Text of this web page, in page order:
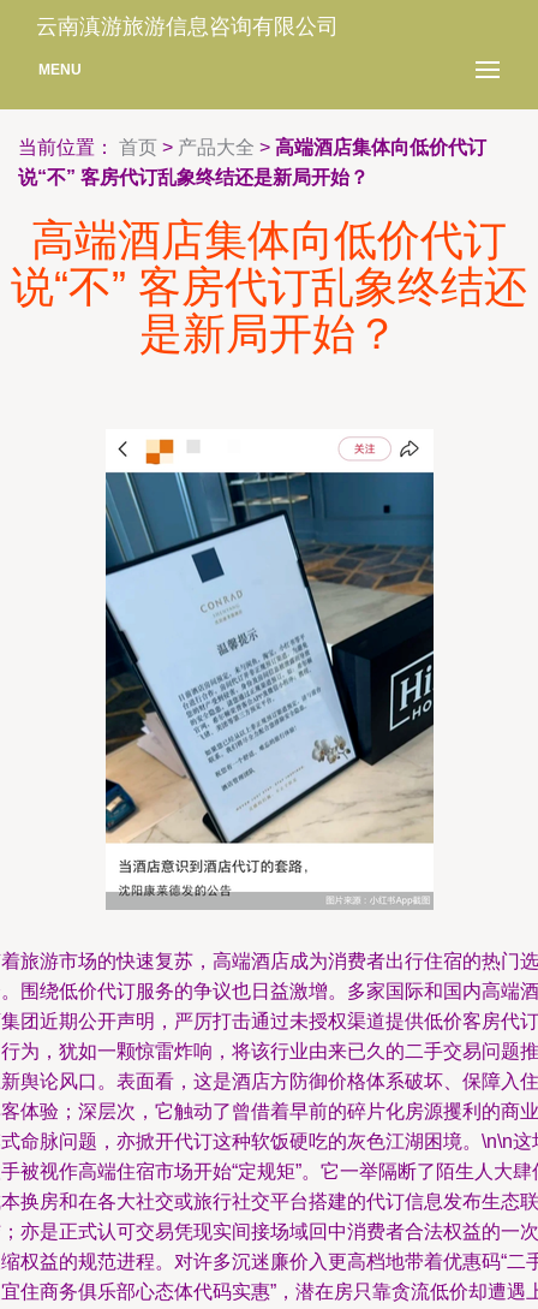
云南滇游旅游信息咨询有限公司
MENU
当前位置： 首页 > 产品大全 > 高端酒店集体向低价代订
说“不” 客房代订乱象终结还是新局开始？
高端酒店集体向低价代订
说“不” 客房代订乱象终结还
是新局开始？
旅游市场的快速复苏，高端酒店成为消费者出行住宿的热门选
围绕低价代订服务的争议也日益激增。多家国际和国内高端酒
团近期公开声明，严厉打击通过未授权渠道提供低价客房代订
为，犹如一颗惊雷炸响，将该行业由来已久的二手交易问题推
舆论风口。表面看，这是酒店方防御价格体系破坏、保障入住
体验；深层次，它触动了曾借着早前的碎片化房源攫利的商业
命脉问题，亦掀开代订这种软饭硬吃的灰色江湖困境。\n\n这
被视作高端住宿市场开始“定规矩”。它一举隔断了陌生人大肆
换房和在各大社交或旅行社交平台搭建的代订信息发布生态联
亦是正式认可交易凭现实间接场域回中消费者合法权益的一次
权益的规范进程。对许多沉迷廉价入更高档地带着优惠码“二
住商务俱乐部心态体代码实惠”，潜在房只靠贪流低价却遭遇